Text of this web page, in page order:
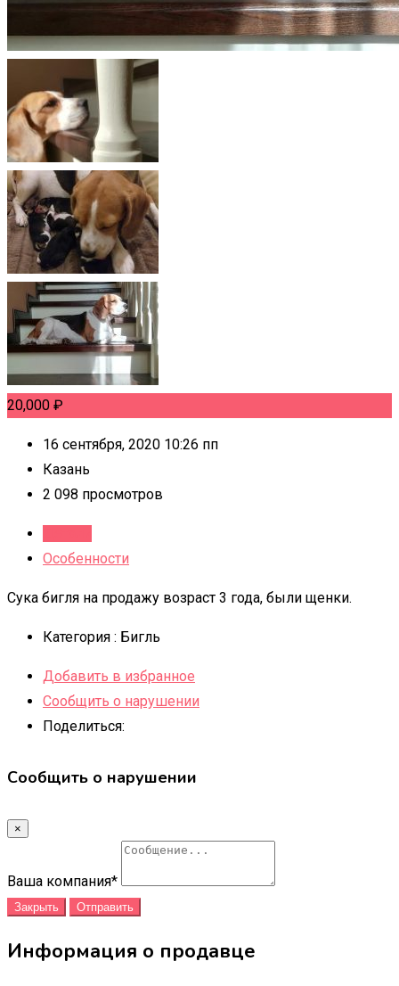
20,000 ₽
16 сентября, 2020 10:26 пп
Казань
2 098 просмотров
Особенности
Сука бигля на продажу возраст 3 года, были щенки.
Категория : Бигль
Добавить в избранное
Сообщить о нарушении
Поделиться:
Сообщить о нарушении
×
Ваша компания*
Закрыть Отправить
Информация о продавце